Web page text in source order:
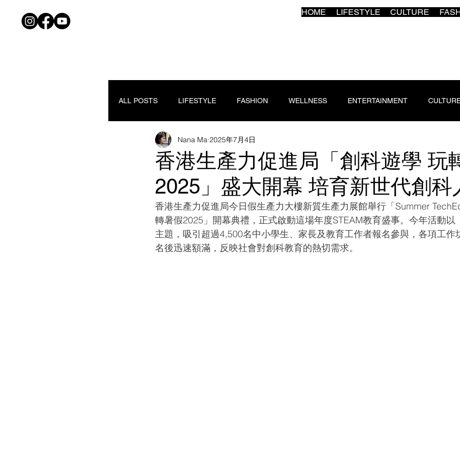
HOME LIFESTYLE CULTURE
ALL POSTS LIFESTYLE FASHION WELLNESS ENTERTAINMENT
香港生產力促進局「創科遊學 玩
2025」盛大開幕 培育新世代創科
Nana Ma 2025年7月4日
香港生產力促進局今日假生產力大樓新質生產力展館舉行「Summer
轉暑假2025」開幕典禮，正式啟動這場年度STEAM教育盛事。今年活動以
主題，吸引超過4,500名中小學生、家長及教育工作者報名參與，各項工作
名後迅速額滿，反映社會對創科教育的熱切需求。